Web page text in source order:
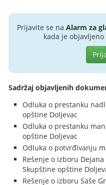
Prijavite se na Alarm za
kada je
Sadržaj objavljenih
Odluka o prestanku
opštine Doljevac
Odluka o prestanku
opštine Doljevac
Odluka o potvrđivanju
Rešenje o izboru
Skupštine opštine
Rešenje o izboru Saše